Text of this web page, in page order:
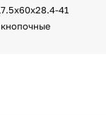
41
кнопочные